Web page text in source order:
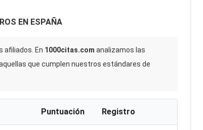
EN ESPAÑA
afiliados. En 1000citas.com analizamos las
que cumplen nuestros estándares de
Puntuación Registro